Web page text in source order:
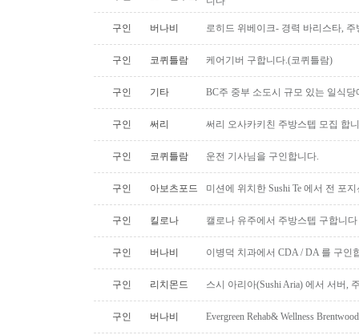
구인 버나비 로히드 위베이크- 경력 바리스타, 주
구인 코퀴틀람 케어기버 구합니다.(코퀴틀람)
구인 기타 BC주 중부 소도시 규모 있는 일식
구인 써리 써리 오사카키친 주방스텝 모집 합
구인 코퀴틀람 운전 기사님을 구인합니다.
구인 아보츠포드 미션에 위치한 Sushi Te 에서 전 포
구인 킬로나 캘로나 유주에서 주방스텝 구합니다
구인 버나비 이병덕 치과에서 CDA / DA 를 구인
구인 리치몬드 스시 아리아(Sushi Aria) 에서 서버,
구인 버나비 Evergreen Rehab& Wellness